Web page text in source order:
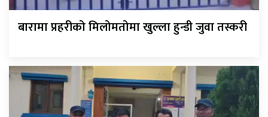
बारामा प्रहरीको मिलोमतोमा खुल्ला हुन्डी जुवा तस्करी